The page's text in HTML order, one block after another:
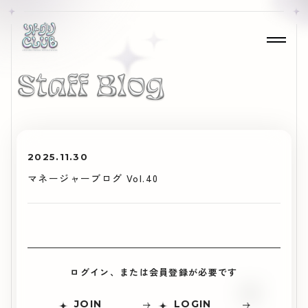
2025.11.30
マネージャーブログ Vol.40
ログイン、または会員登録が必要です
JOIN LOGIN